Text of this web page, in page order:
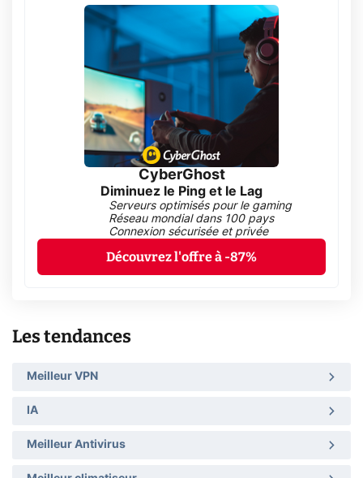
CyberGhost
Diminuez le Ping et le Lag
Serveurs optimisés pour le gaming
Réseau mondial dans 100 pays
Connexion sécurisée et privée
Découvrez l'offre à -87%
Les tendances
Meilleur VPN
IA
Meilleur Antivirus